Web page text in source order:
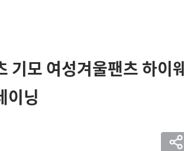
기모 여성겨울팬츠 하이
이닝